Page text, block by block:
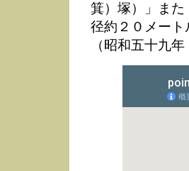
箕）塚）」ま
径約２０メー
（昭和五十九